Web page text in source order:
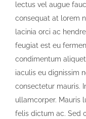
lectus vel augue
consequat at lorem
lacinia orci ac
feugiat est eu
condimentum
iaculis eu dignissim
consectetur mauris.
ullamcorper. Mauris
felis dictum ac. Sed